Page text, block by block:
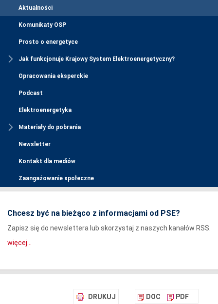
Aktualności
Komunikaty OSP
Prosto o energetyce
Jak funkcjonuje Krajowy System Elektroenergetyczny?
Opracowania eksperckie
Podcast
Elektroenergetyka
Materiały do pobrania
Newsletter
Kontakt dla mediów
Zaangażowanie społeczne
Chcesz być na bieżąco z informacjami od PSE?
Zapisz się do newslettera lub skorzystaj z naszych kanałów RSS.
więcej...
DRUKUJ DOC PDF